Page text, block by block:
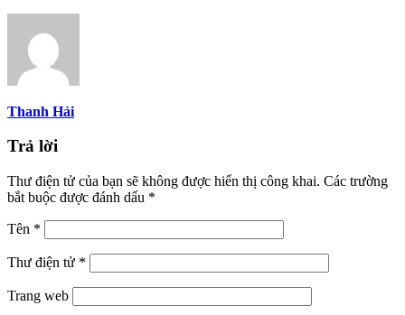
Thanh Hải
Trả lời
Thư điện tử của bạn sẽ không được hiển thị công khai. Các trường
bắt buộc được đánh dấu *
Tên *
Thư điện tử *
Trang web